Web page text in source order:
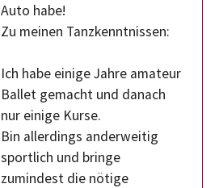
Auto habe!
Zu meinen Tanzkenntnissen:
Ich habe einige Jahre amateur
Ballet gemacht und danach
nur einige Kurse.
Bin allerdings anderweitig
sportlich und bringe
zumindest die nötige